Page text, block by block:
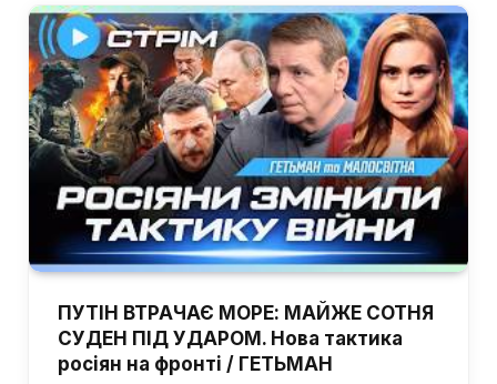
ПУТІН ВТРАЧАЄ МОРЕ: МАЙЖЕ СОТНЯ
СУДЕН ПІД УДАРОМ. Нова тактика
росіян на фронті / ГЕТЬМАН